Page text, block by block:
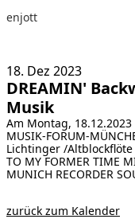
enjott
Selected Works
Werkverzeichnis
About
18. Dez 2023
DREAMIN'
Musik
Am Montag,
MUSIK-FORUM-
Lichtinger /Altblockflöte
TO MY FORMER TIME
MUNICH RECORDER
zurück zum Kalender